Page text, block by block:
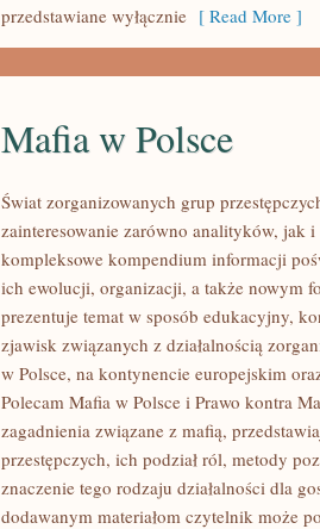
przedstawiane wyłącznie [ Read More ]
Mafia w Polsce
Świat zorganizowanych grup
zainteresowanie zarówno analityków, jak
kompleksowe kompendium informacji
ich ewolucji, organizacji, a także nowym
prezentuje temat w sposób edukacyjny,
zjawisk związanych z działalnością
w Polsce, na kontynencie europejskim
Polecam Mafia w Polsce i Prawo kontra
zagadnienia związane z mafią,
przestępczych, ich podział ról, metody
znaczenie tego rodzaju działalności dla
dodawanym materiałom czytelnik może